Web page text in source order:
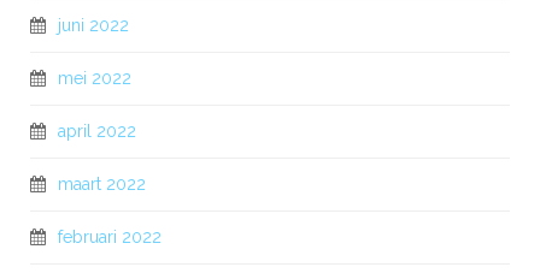
juni 2022
mei 2022
april 2022
maart 2022
februari 2022